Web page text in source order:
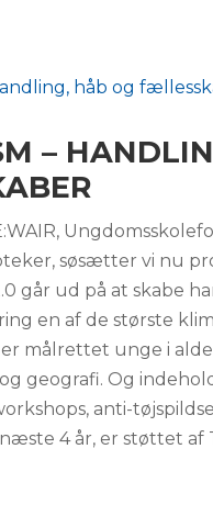
–
søsætter vi nu
går ud på at skabe
en af de største
målrettet unge i
geografi. Og
anti-
4 år, er støttet af